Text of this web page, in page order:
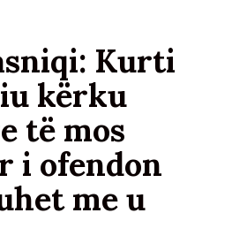
Kurti
kërku
të mos
i ofendon
me u